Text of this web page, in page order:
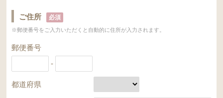
ご住所 必須
※郵便番号をご入力いただくと自動的に住所が入力されます。
郵便番号
-
都道府県